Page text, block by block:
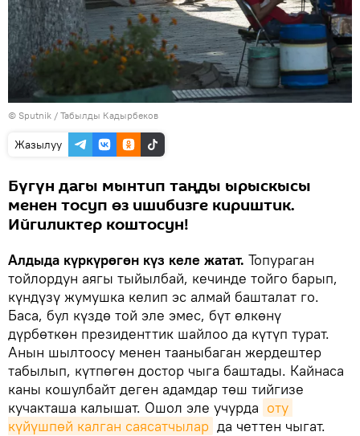
© Sputnik / Табылды Кадырбеков
Жазылуу
Бүгүн дагы мынтип таңды ырыскысы
менен тосуп өз ишибизге кириштик.
Ийгиликтер коштосун!
Алдыда күркүрөгөн күз келе жатат. Топураган
тойлордун аягы тыйылбай, кечинде тойго барып,
күндүзү жумушка келип эс алмай башталат го.
Баса, бул күздө той эле эмес, бүт өлкөнү
дүрбөткөн президенттик шайлоо да күтүп турат.
Анын шылтоосу менен тааныбаган жердештер
табылып, күтпөгөн достор чыга баштады. Кайнаса
каны кошулбайт деген адамдар төш тийгизе
кучакташа калышат. Ошол эле учурда оту
күйүшпөй калган саясатчылар да четтен чыгат.